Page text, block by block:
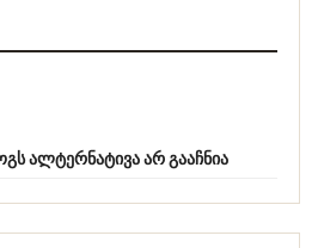
ალტერნატივა არ გააჩნია